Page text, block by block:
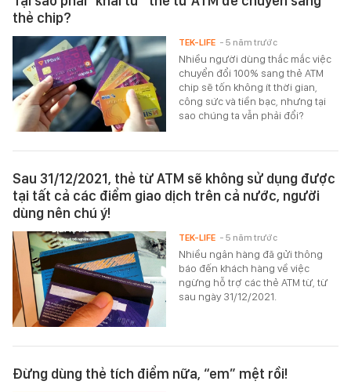
thẻ chip?
Nhiều người dùng thắc mắc việc
chuyển đổi 100% sang thẻ ATM
chip sẽ tốn không ít thời gian,
công sức và tiền bạc, nhưng tại
sao chúng ta vẫn phải đổi?
TEK-LIFE - 5 năm trước
Sau 31/12/2021, thẻ từ ATM sẽ không sử dụng được
tại tất cả các điểm giao dịch trên cả nước, người
dùng nên chú ý!
Nhiều ngân hàng đã gửi thông
báo đến khách hàng về việc
ngừng hỗ trợ các thẻ ATM từ, từ
sau ngày 31/12/2021.
TEK-LIFE - 5 năm trước
Đừng dùng thẻ tích điểm nữa, “em” mệt rồi!